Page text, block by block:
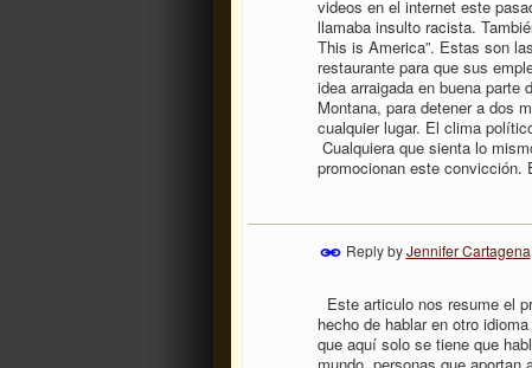
videos en el internet este
llamaba insulto racista.
This is America”. Estas son
restaurante para que sus
idea arraigada en buena
Montana, para detener a dos
cualquier lugar. El clima
Cualquiera que sienta lo
promocionan este convicción.
Reply byJennifer Cartagena
Este articulo nos resume el
hecho de hablar en otro
que aquí solo se tiene que